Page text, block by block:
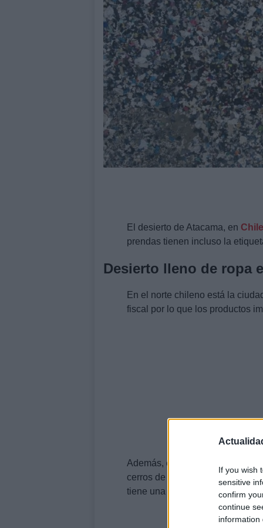
If you wish
sensitive
confirm
continue
information
El desierto de Atacama, en Chile
prendas tienen incluso la
Desierto lleno de ropa
En el norte chileno está la
fiscal por lo que los productos
Además, es la puerta de
cerros de arena que contrastan
tiene una montaña de ropa difícil